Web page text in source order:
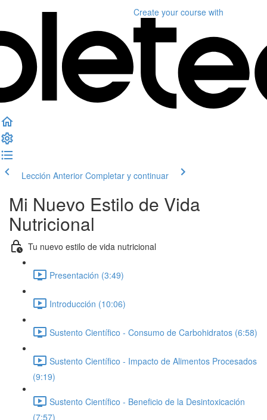
Create your course with
Lección Anterior Completar y continuar
Mi Nuevo Estilo de Vida
Nutricional
Tu nuevo estilo de vida nutricional
Presentación (3:49)
Introducción (10:06)
Sustento Científico - Consumo de Carbohidratos (6:58)
Sustento Científico - Impacto de Alimentos Procesados
(9:19)
Sustento Científico - Beneficio de la Desintoxicación
(7:57)